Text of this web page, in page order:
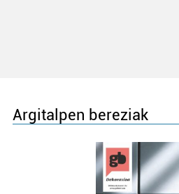
Argitalpen bereziak